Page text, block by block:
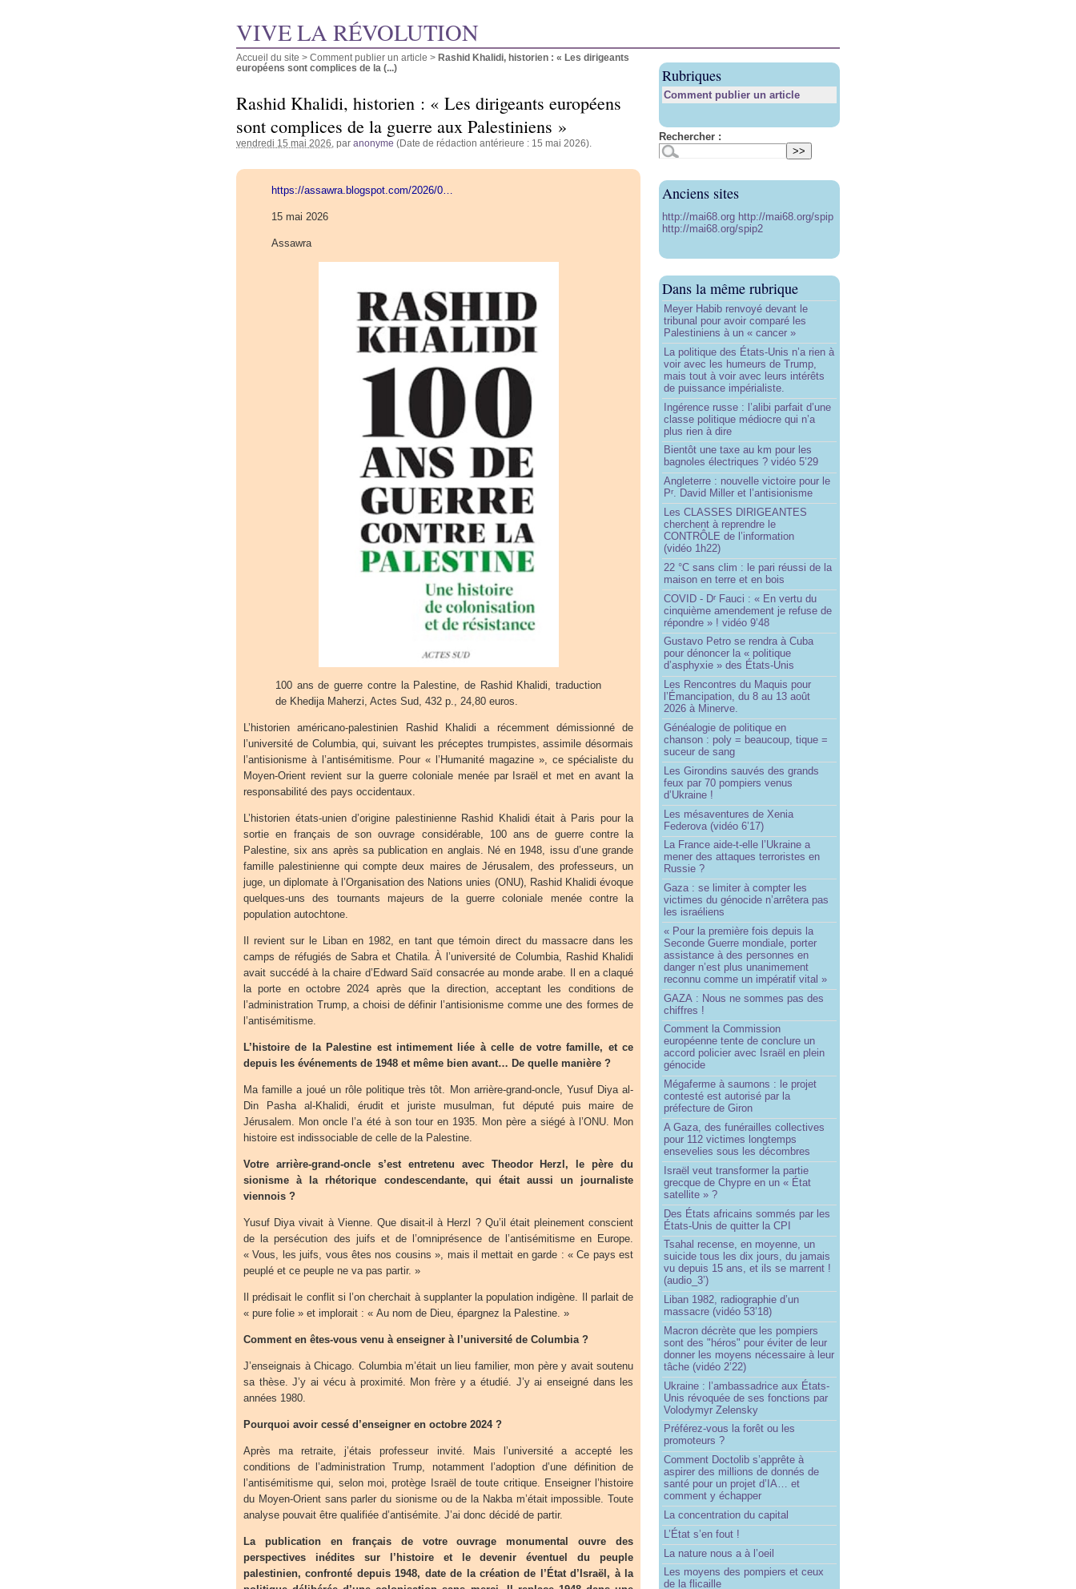
VIVE LA RÉVOLUTION
Accueil du site > Comment publier un article > Rashid Khalidi, historien : « Les dirigeants
européens sont complices de la (...)
Rashid Khalidi, historien : « Les dirigeants européens
sont complices de la guerre aux Palestiniens »
vendredi 15 mai 2026 , par anonyme (Date de rédaction antérieure : 15 mai 2026).
https://assawra.blogspot.com/2026/0…
15 mai 2026
Assawra
100 ans de guerre contre la Palestine, de Rashid Khalidi, traduction
de Khedija Maherzi, Actes Sud, 432 p., 24,80 euros.
L’historien américano-palestinien Rashid Khalidi a récemment démissionné de
l’université de Columbia, qui, suivant les préceptes trumpistes, assimile désormais
l’antisionisme à l’antisémitisme. Pour « l’Humanité magazine », ce spécialiste du
Moyen-Orient revient sur la guerre coloniale menée par Israël et met en avant la
responsabilité des pays occidentaux.
L’historien états-unien d’origine palestinienne Rashid Khalidi était à Paris pour la
sortie en français de son ouvrage considérable, 100 ans de guerre contre la
Palestine, six ans après sa publication en anglais. Né en 1948, issu d’une grande
famille palestinienne qui compte deux maires de Jérusalem, des professeurs, un
juge, un diplomate à l’Organisation des Nations unies (ONU), Rashid Khalidi évoque
quelques-uns des tournants majeurs de la guerre coloniale menée contre la
population autochtone.
Il revient sur le Liban en 1982, en tant que témoin direct du massacre dans les
camps de réfugiés de Sabra et Chatila. À l’université de Columbia, Rashid Khalidi
avait succédé à la chaire d’Edward Saïd consacrée au monde arabe. Il en a claqué
la porte en octobre 2024 après que la direction, acceptant les conditions de
l’administration Trump, a choisi de définir l’antisionisme comme une des formes de
l’antisémitisme.
L’histoire de la Palestine est intimement liée à celle de votre famille, et ce
depuis les événements de 1948 et même bien avant… De quelle manière ?
Ma famille a joué un rôle politique très tôt. Mon arrière-grand-oncle, Yusuf Diya al-
Din Pasha al-Khalidi, érudit et juriste musulman, fut député puis maire de
Jérusalem. Mon oncle l’a été à son tour en 1935. Mon père a siégé à l’ONU. Mon
histoire est indissociable de celle de la Palestine.
Votre arrière-grand-oncle s’est entretenu avec Theodor Herzl, le père du
sionisme à la rhétorique condescendante, qui était aussi un journaliste
viennois ?
Yusuf Diya vivait à Vienne. Que disait-il à Herzl ? Qu’il était pleinement conscient
de la persécution des juifs et de l’omniprésence de l’antisémitisme en Europe.
« Vous, les juifs, vous êtes nos cousins », mais il mettait en garde : « Ce pays est
peuplé et ce peuple ne va pas partir. »
Il prédisait le conflit si l’on cherchait à supplanter la population indigène. Il parlait de
« pure folie » et implorait : « Au nom de Dieu, épargnez la Palestine. »
Comment en êtes-vous venu à enseigner à l’université de Columbia ?
J’enseignais à Chicago. Columbia m’était un lieu familier, mon père y avait soutenu
sa thèse. J’y ai vécu à proximité. Mon frère y a étudié. J’y ai enseigné dans les
années 1980.
Pourquoi avoir cessé d’enseigner en octobre 2024 ?
Après ma retraite, j’étais professeur invité. Mais l’université a accepté les
conditions de l’administration Trump, notamment l’adoption d’une définition de
l’antisémitisme qui, selon moi, protège Israël de toute critique. Enseigner l’histoire
du Moyen-Orient sans parler du sionisme ou de la Nakba m’était impossible. Toute
analyse pouvait être qualifiée d’antisémite. J’ai donc décidé de partir.
La publication en français de votre ouvrage monumental ouvre des
perspectives inédites sur l’histoire et le devenir éventuel du peuple
palestinien, confronté depuis 1948, date de la création de l’État d’Israël, à la
Rubriques
Comment publier un article
Rechercher :
Anciens sites
http://mai68.org http://mai68.org/spip
http://mai68.org/spip2
Dans la même rubrique
Meyer Habib renvoyé devant le
tribunal pour avoir comparé les
Palestiniens à un « cancer »
La politique des États-Unis n’a rien à
voir avec les humeurs de Trump,
mais tout à voir avec leurs intérêts
de puissance impérialiste.
Ingérence russe : l’alibi parfait d’une
classe politique médiocre qui n’a
plus rien à dire
Bientôt une taxe au km pour les
bagnoles électriques ? vidéo 5’29
Angleterre : nouvelle victoire pour le
Pr. David Miller et l’antisionisme
Les CLASSES DIRIGEANTES
cherchent à reprendre le
CONTRÔLE de l’information
(vidéo 1h22)
22 °C sans clim : le pari réussi de la
maison en terre et en bois
COVID - Dr Fauci : « En vertu du
cinquième amendement je refuse de
répondre » ! vidéo 9’48
Gustavo Petro se rendra à Cuba
pour dénoncer la « politique
d’asphyxie » des États-Unis
Les Rencontres du Maquis pour
l’Émancipation, du 8 au 13 août
2026 à Minerve.
Généalogie de politique en
chanson : poly = beaucoup, tique =
suceur de sang
Les Girondins sauvés des grands
feux par 70 pompiers venus
d’Ukraine !
Les mésaventures de Xenia
Federova (vidéo 6’17)
La France aide-t-elle l’Ukraine a
mener des attaques terroristes en
Russie ?
Gaza : se limiter à compter les
victimes du génocide n’arrêtera pas
les israéliens
« Pour la première fois depuis la
Seconde Guerre mondiale, porter
assistance à des personnes en
danger n’est plus unanimement
reconnu comme un impératif vital »
GAZA : Nous ne sommes pas des
chiffres !
Comment la Commission
européenne tente de conclure un
accord policier avec Israël en plein
génocide
Mégaferme à saumons : le projet
contesté est autorisé par la
préfecture de Giron
A Gaza, des funérailles collectives
pour 112 victimes longtemps
ensevelies sous les décombres
Israël veut transformer la partie
grecque de Chypre en un « État
satellite » ?
Des États africains sommés par les
États-Unis de quitter la CPI
Tsahal recense, en moyenne, un
suicide tous les dix jours, du jamais
vu depuis 15 ans, et ils se marrent !
(audio_3’)
Liban 1982, radiographie d’un
massacre (vidéo 53’18)
Macron décrète que les pompiers
sont des "héros" pour éviter de leur
donner les moyens nécessaire à leur
tâche (vidéo 2’22)
Ukraine : l’ambassadrice aux États-
Unis révoquée de ses fonctions par
Volodymyr Zelensky
Préférez-vous la forêt ou les
promoteurs ?
Comment Doctolib s’apprête à
aspirer des millions de donnés de
santé pour un projet d’IA… et
comment y échapper
La concentration du capital
L’État s’en fout !
La nature nous a à l’oeil
Les moyens des pompiers et ceux
de la flicaille